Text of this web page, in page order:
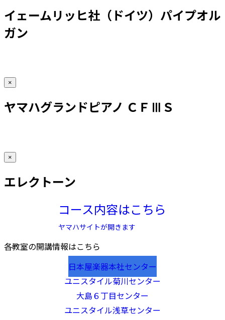
イェームリッヒ社（ドイツ）パイプオル
ガン
×
ヤマハグランドピアノ ＣＦⅢＳ
×
エレクトーン
コース内容はこちら
ヤマハサイトが開きます
各教室の開講情報はこちら
日本屋楽器本社センター
ユニスタイル菊川センター
大島６丁目センター
ユニスタイル浅草センター